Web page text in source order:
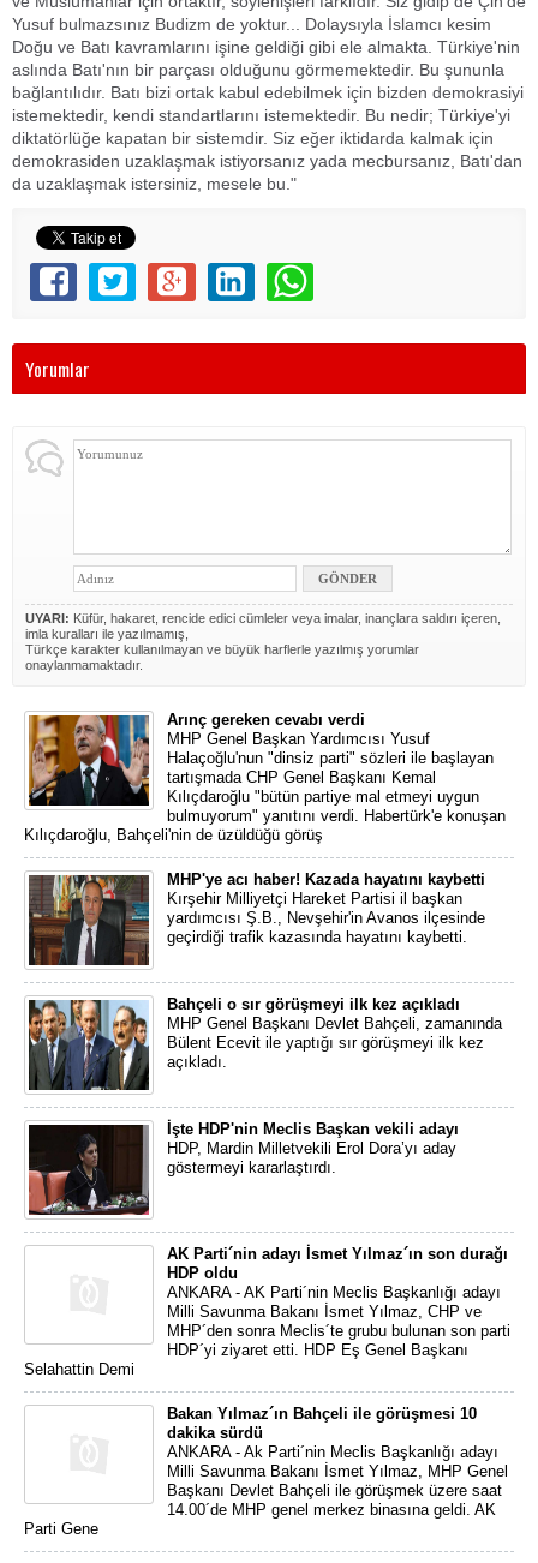
Yusuf bulmazsınız Budizm de yoktur... Dolaysıyla İslamcı kesim
Doğu ve Batı kavramlarını işine geldiği gibi ele almakta. Türkiye'nin
aslında Batı'nın bir parçası olduğunu görmemektedir. Bu şununla
bağlantılıdır. Batı bizi ortak kabul edebilmek için bizden demokrasiyi
istemektedir, kendi standartlarını istemektedir. Bu nedir; Türkiye'yi
diktatörlüğe kapatan bir sistemdir. Siz eğer iktidarda kalmak için
demokrasiden uzaklaşmak istiyorsanız yada mecbursanız, Batı'dan
da uzaklaşmak istersiniz, mesele bu."
Yorumlar
UYARI: Küfür, hakaret, rencide edici cümleler veya imalar, inançlara saldırı içeren,
imla kuralları ile yazılmamış,
Türkçe karakter kullanılmayan ve büyük harflerle yazılmış yorumlar
onaylanmamaktadır.
Arınç gereken cevabı verdi
MHP Genel Başkan Yardımcısı Yusuf
Halaçoğlu'nun "dinsiz parti" sözleri ile başlayan
tartışmada CHP Genel Başkanı Kemal
Kılıçdaroğlu "bütün partiye mal etmeyi uygun
bulmuyorum" yanıtını verdi. Habertürk'e konuşan
Kılıçdaroğlu, Bahçeli'nin de üzüldüğü görüş
MHP'ye acı haber! Kazada hayatını kaybetti
Kırşehir Milliyetçi Hareket Partisi il başkan
yardımcısı Ş.B., Nevşehir'in Avanos ilçesinde
geçirdiği trafik kazasında hayatını kaybetti.
Bahçeli o sır görüşmeyi ilk kez açıkladı
MHP Genel Başkanı Devlet Bahçeli, zamanında
Bülent Ecevit ile yaptığı sır görüşmeyi ilk kez
açıkladı.
İşte HDP'nin Meclis Başkan vekili adayı
HDP, Mardin Milletvekili Erol Dora’yı aday
göstermeyi kararlaştırdı.
AK Parti´nin adayı İsmet Yılmaz´ın son durağı
HDP oldu
ANKARA - AK Parti´nin Meclis Başkanlığı adayı
Milli Savunma Bakanı İsmet Yılmaz, CHP ve
MHP´den sonra Meclis´te grubu bulunan son parti
HDP´yi ziyaret etti. HDP Eş Genel Başkanı
Selahattin Demi
Bakan Yılmaz´ın Bahçeli ile görüşmesi 10
dakika sürdü
ANKARA - Ak Parti´nin Meclis Başkanlığı adayı
Milli Savunma Bakanı İsmet Yılmaz, MHP Genel
Başkanı Devlet Bahçeli ile görüşmek üzere saat
14.00´de MHP genel merkez binasına geldi. AK
Parti Gene